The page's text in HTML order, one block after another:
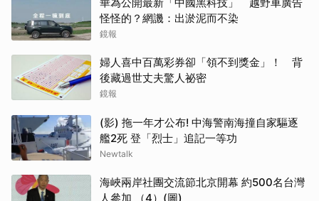
怪怪的？網譏：出淤泥而不染
鏡報
婦人喜中百萬彩券卻「領不到獎金」！ 背
後藏過世丈夫驚人祕密
鏡報
(影) 拖一年才公布! 中海警南海撞自家驅逐
艦2死 登「烈士」追記一等功
Newtalk
海峽兩岸社團交流節北京開幕 約500名台灣
人參加 （4）(圖)